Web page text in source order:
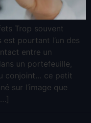
Trop souvent
pourtant l’un des
entre un
un portefeuille,
conjoint… ce petit
sur l’image que